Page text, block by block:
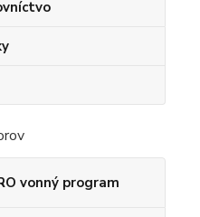
vonný program